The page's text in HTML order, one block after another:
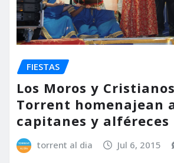
FIESTAS
Los Moros y
Torrent homenajean
capitanes y alféreces
torrent al dia Jul 6, 2015